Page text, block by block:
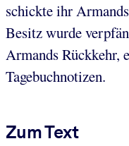
schickte ihr
Besitz wurde
Armands Rückkehr,
Tagebuchnotizen.
Zum Text